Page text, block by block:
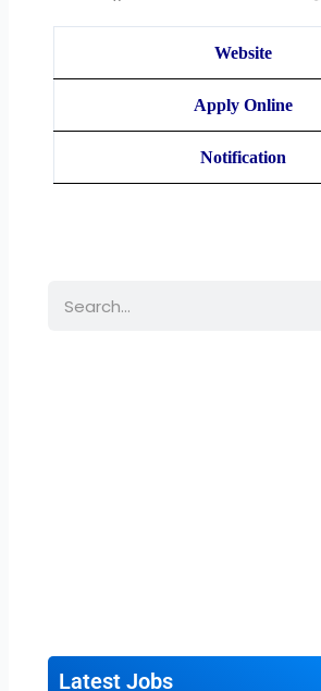
Website
Apply Online
Notification
Latest Jobs